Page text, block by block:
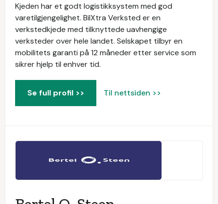
Kjeden har et godt logistikksystem med god
varetilgjengelighet. BilXtra Verksted er en
verkstedkjede med tilknyttede uavhengige
verksteder over hele landet. Selskapet tilbyr en
mobilitets garanti på 12 måneder etter service som
sikrer hjelp til enhver tid.
Se full profil >> Til nettsiden >>